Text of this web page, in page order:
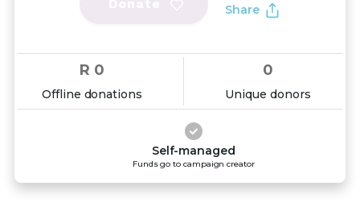
Share
R 0
Offline donations
0
Unique donors
Self-managed
Funds go to campaign creator